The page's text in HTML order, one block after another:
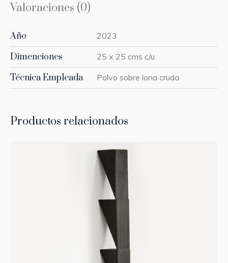
Valoraciones (0)
Año 2023
Dimenciones 25 x 25 cms c/u
Técnica Empleada Polvo sobre lona cruda
Productos relacionados